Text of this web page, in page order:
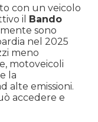
con un veicolo
il Bando
sono
nel 2025
meno
motoveicoli
la
alte emissioni.
accedere e